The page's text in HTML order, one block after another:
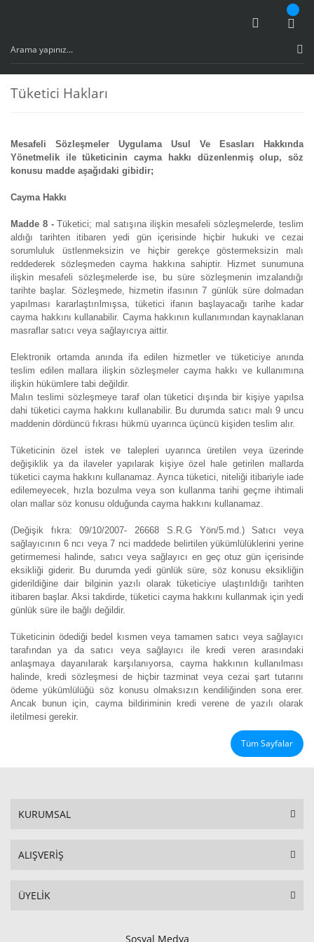
Tüketici Hakları
Mesafeli Sözleşmeler Uygulama Usul Ve Esasları Hakkında
Yönetmelik ile tüketicinin cayma hakkı düzenlenmiş olup, söz
konusu madde aşağıdaki gibidir;
Cayma Hakkı
Madde 8 -Tüketici; mal satışına ilişkin mesafeli sözleşmelerde, teslim
aldığı tarihten itibaren yedi gün içerisinde hiçbir hukuki ve cezai
sorumluluk üstlenmeksizin ve hiçbir gerekçe göstermeksizin malı
reddederek sözleşmeden cayma hakkına sahiptir. Hizmet sunumuna
ilişkin mesafeli sözleşmelerde ise, bu süre sözleşmenin imzalandığı
tarihte başlar. Sözleşmede, hizmetin ifasının 7 günlük süre dolmadan
yapılması kararlaştırılmışsa, tüketici ifanın başlayacağı tarihe kadar
cayma hakkını kullanabilir. Cayma hakkının kullanımından kaynaklanan
masraflar satıcı veya sağlayıcıya aittir.
Elektronik ortamda anında ifa edilen hizmetler ve tüketiciye anında
teslim edilen mallara ilişkin sözleşmeler cayma hakkı ve kullanımına
ilişkin hükümlere tabi değildir.
Malın teslimi sözleşmeye taraf olan tüketici dışında bir kişiye yapılsa
dahi tüketici cayma hakkını kullanabilir. Bu durumda satıcı malı 9 uncu
maddenin dördüncü fıkrası hükmü uyarınca üçüncü kişiden teslim alır.
Tüketicinin özel istek ve talepleri uyarınca üretilen veya üzerinde
değişiklik ya da ilaveler yapılarak kişiye özel hale getirilen mallarda
tüketici cayma hakkını kullanamaz. Ayrıca tüketici, niteliği itibariyle iade
edilemeyecek, hızla bozulma veya son kullanma tarihi geçme ihtimali
olan mallar söz konusu olduğunda cayma hakkını kullanamaz.
(Değişik fıkra: 09/10/2007- 26668 S.R.G Yön/5.md.) Satıcı veya
sağlayıcının 6 ncı veya 7 nci maddede belirtilen yükümlülüklerini yerine
getirmemesi halinde, satıcı veya sağlayıcı en geç otuz gün içerisinde
eksikliği giderir. Bu durumda yedi günlük süre, söz konusu eksikliğin
giderildiğine dair bilginin yazılı olarak tüketiciye ulaştırıldığı tarihten
itibaren başlar. Aksi takdirde, tüketici cayma hakkını kullanmak için yedi
günlük süre ile bağlı değildir.
Tüketicinin ödediği bedel kısmen veya tamamen satıcı veya sağlayıcı
tarafından ya da satıcı veya sağlayıcı ile kredi veren arasındaki
anlaşmaya dayanılarak karşılanıyorsa, cayma hakkının kullanılması
halinde, kredi sözleşmesi de hiçbir tazminat veya cezai şart tutarını
ödeme yükümlülüğü söz konusu olmaksızın kendiliğinden sona erer.
Ancak bunun için, cayma bildiriminin kredi verene de yazılı olarak
iletilmesi gerekir.
Tüm Sayfalar
KURUMSAL
ALIŞVERİŞ
ÜYELİK
Sosyal Medya